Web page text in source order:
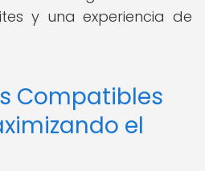
y una experiencia de
Compatibles
el